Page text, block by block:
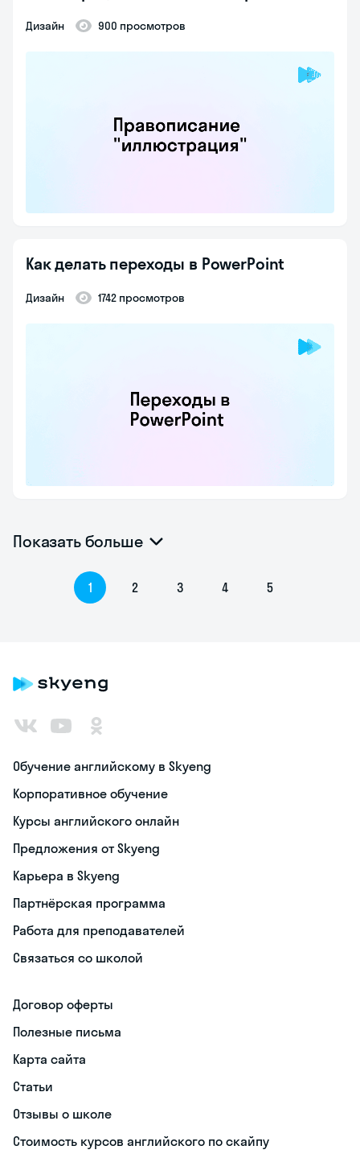
Дизайн 900 просмотров
Как делать переходы в PowerPoint
Дизайн 1742 просмотров
Показать больше
1 2 3 4 5
Обучение английскому в Skyeng
Корпоративное обучение
Курсы английского онлайн
Предложения от Skyeng
Карьера в Skyeng
Партнёрская программа
Работа для преподавателей
Связаться со школой
Договор оферты
Полезные письма
Карта сайта
Статьи
Отзывы о школе
Стоимость курсов английского по скайпу